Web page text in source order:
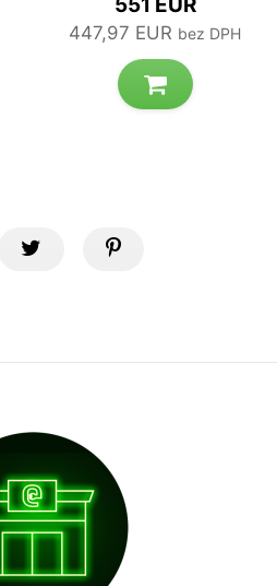
447,97 EUR bez DPH